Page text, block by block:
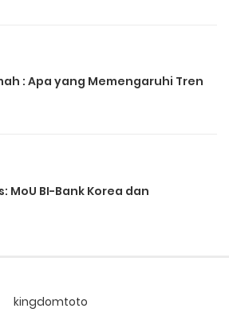
: Apa yang Memengaruhi Tren
MoU BI-Bank Korea dan
kingdomtoto